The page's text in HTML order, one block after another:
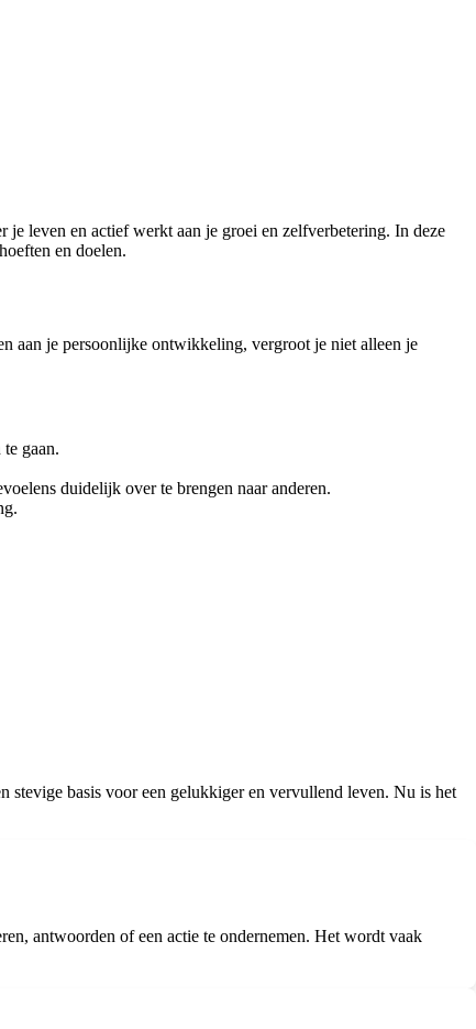
leven en actief werkt aan je groei en zelfverbetering. In deze
en doelen.
aan je persoonlijke ontwikkeling, vergroot je niet alleen je
gaan.
duidelijk over te brengen naar anderen.
stevige basis voor een gelukkiger en vervullend leven. Nu is het
antwoorden of een actie te ondernemen. Het wordt vaak